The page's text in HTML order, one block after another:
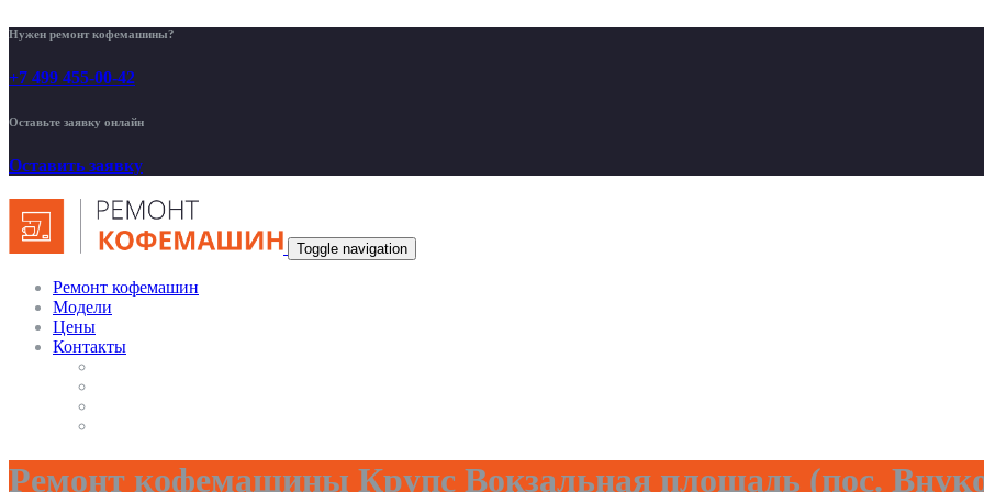
Нужен ремонт кофемашины?
+7 499 455-00-42
Оставьте заявку онлайн
Оставить заявку
Toggle navigation
Ремонт кофемашин
Модели
Цены
Контакты
Ремонт кофемашины Крупс Вокзальная площадь (пос.